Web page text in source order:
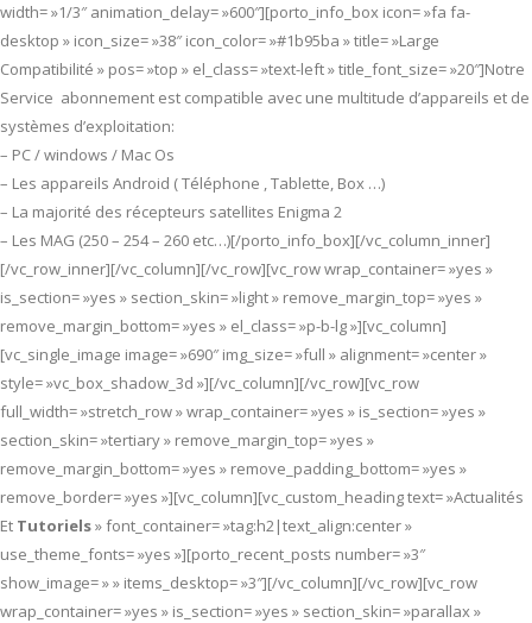
width= »1/3″ animation_delay= »600″][porto_info_box icon= »fa fa-
desktop » icon_size= »38″ icon_color= »#1b95ba » title= »Large
Compatibilité » pos= »top » el_class= »text-left » title_font_size= »20″]Notre
Service abonnement est compatible avec une multitude d’appareils et de
systèmes d’exploitation:
– PC / windows / Mac Os
– Les appareils Android ( Téléphone , Tablette, Box …)
– La majorité des récepteurs satellites Enigma 2
– Les MAG (250 – 254 – 260 etc…)[/porto_info_box][/vc_column_inner]
[/vc_row_inner][/vc_column][/vc_row][vc_row wrap_container= »yes »
is_section= »yes » section_skin= »light » remove_margin_top= »yes »
remove_margin_bottom= »yes » el_class= »p-b-lg »][vc_column]
[vc_single_image image= »690″ img_size= »full » alignment= »center »
style= »vc_box_shadow_3d »][/vc_column][/vc_row][vc_row
full_width= »stretch_row » wrap_container= »yes » is_section= »yes »
section_skin= »tertiary » remove_margin_top= »yes »
remove_margin_bottom= »yes » remove_padding_bottom= »yes »
remove_border= »yes »][vc_column][vc_custom_heading text= »Actualités
Et Tutoriels» font_container= »tag:h2|text_align:center »
use_theme_fonts= »yes »][porto_recent_posts number= »3″
show_image= » » items_desktop= »3″][/vc_column][/vc_row][vc_row
wrap_container= »yes » is_section= »yes » section_skin= »parallax »